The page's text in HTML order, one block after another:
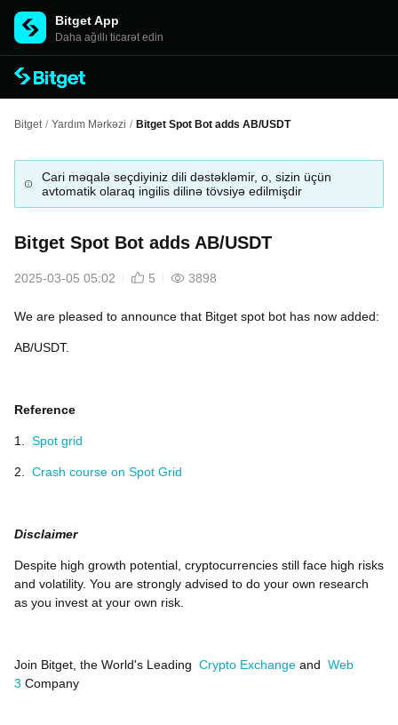
Bitget App
Daha ağıllı ticarət edin
Bitget / Yardım Mərkəzi / Bitget Spot Bot adds AB/USDT
Cari məqalə seçdiyiniz dili dəstəkləmir, o, sizin üçün
avtomatik olaraq ingilis dilinə tövsiyə edilmişdir
Bitget Spot Bot adds AB/USDT
2025-03-05 05:02 5 3898
We are pleased to announce that Bitget spot bot has now added:
AB/USDT.
Reference
1. Spot grid
2. Crash course on Spot Grid
Disclaimer
Despite high growth potential, cryptocurrencies still face high risks
and volatility. You are strongly advised to do your own research
as you invest at your own risk.
Join Bitget, the World's Leading Crypto Exchange and Web
3 Company